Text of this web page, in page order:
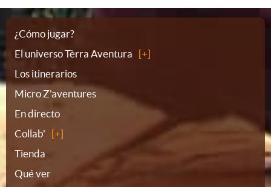
Plano
del
sitio
¿Cómo jugar?
El universo Tèrra Aventura
Los itinerarios
Micro Z'aventures
En directo
Collab'
Tienda
Qué ver